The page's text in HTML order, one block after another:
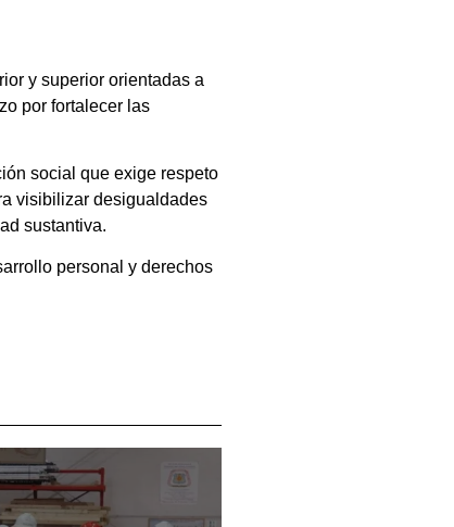
y superior orientadas a
por fortalecer las
social que exige respeto
visibilizar desigualdades
sustantiva.
personal y derechos